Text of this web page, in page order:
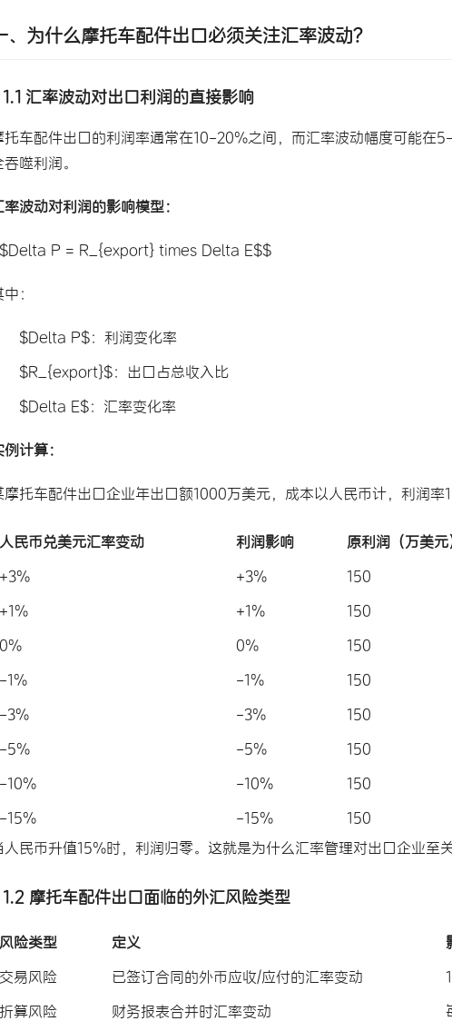
、为什么摩托车配件出口必须关注汇率波动？
1.1 汇率波动对出口利润的直接影响
托车配件出口的利润率通常在10-20%之间，而汇率波动幅度可能在
噬利润。
率波动对利润的影响模型：
P = R_{export} times Delta E$$
：
$Delta P$：利润变化率
$R_{export}$：出口占总收入比
$Delta E$：汇率变化率
计算：
摩托车配件出口企业年出口额1000万美元，成本以人民币计，利润率
人民币兑美元汇率变动 利润影响 原利润（万美元
+3%
+3% 150
+1%
+1% 150
0%
0% 150
-1%
-1% 150
-3%
-3% 150
-5%
-5% 150
-10%
-10% 150
-15%
-15% 150
人民币升值15%时，利润归零。这就是为什么汇率管理对出口企业至关
1.2 摩托车配件出口面临的外汇风险类型
风险类型 定义
交易风险
已签订合同的外币应收/应付的汇率变动
折算风险
财务报表合并时汇率变动